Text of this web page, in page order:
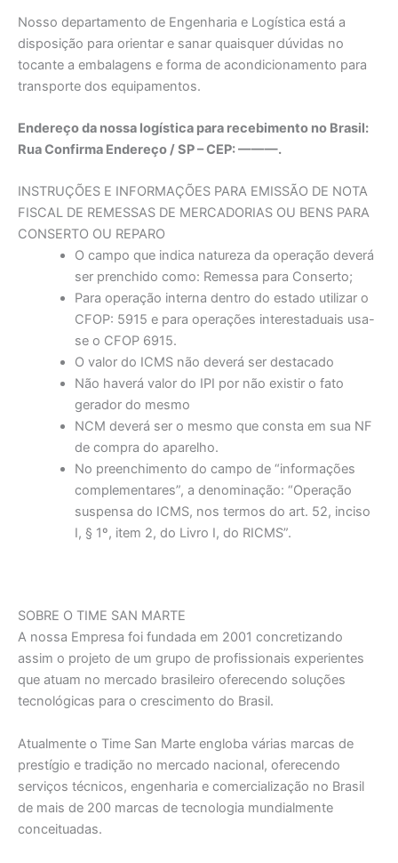
Nosso departamento de Engenharia e Logística está a
disposição para orientar e sanar quaisquer dúvidas no
tocante a embalagens e forma de acondicionamento para
transporte dos equipamentos.
Endereço da nossa logística para recebimento no Brasil:
Rua Confirma Endereço / SP – CEP: ———.
INSTRUÇÕES E INFORMAÇÕES PARA EMISSÃO DE NOTA
FISCAL DE REMESSAS DE MERCADORIAS OU BENS PARA
CONSERTO OU REPARO
O campo que indica natureza da operação deverá
ser prenchido como: Remessa para Conserto;
Para operação interna dentro do estado utilizar o
CFOP: 5915 e para operações interestaduais usa-
se o CFOP 6915.
O valor do ICMS não deverá ser destacado
Não haverá valor do IPI por não existir o fato
gerador do mesmo
NCM deverá ser o mesmo que consta em sua NF
de compra do aparelho.
No preenchimento do campo de “informações
complementares”, a denominação: “Operação
suspensa do ICMS, nos termos do art. 52, inciso
I, § 1º, item 2, do Livro I, do RICMS”.
SOBRE O TIME SAN MARTE
A nossa Empresa foi fundada em 2001 concretizando
assim o projeto de um grupo de profissionais experientes
que atuam no mercado brasileiro oferecendo soluções
tecnológicas para o crescimento do Brasil.
Atualmente o Time San Marte engloba várias marcas de
prestígio e tradição no mercado nacional, oferecendo
serviços técnicos, engenharia e comercialização no Brasil
de mais de 200 marcas de tecnologia mundialmente
conceituadas.